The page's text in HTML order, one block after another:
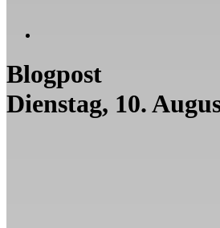
Blogpost
Dienstag, 10.